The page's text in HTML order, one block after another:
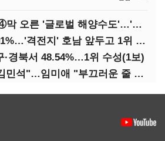
(민선 9기 한 달)④막 오른 '글로벌 해양수도'…'전재수 리더십' 시험대
김민석 누적 46.01%…'격전지' 호남 앞두고 1위 지켰다(2보)
·경북서 48.54%…1위 수성(1보)
최민희 "골리앗 김민석"…임미애 "부끄러운 줄 알아야"